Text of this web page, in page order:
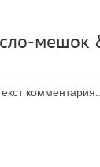
мешок